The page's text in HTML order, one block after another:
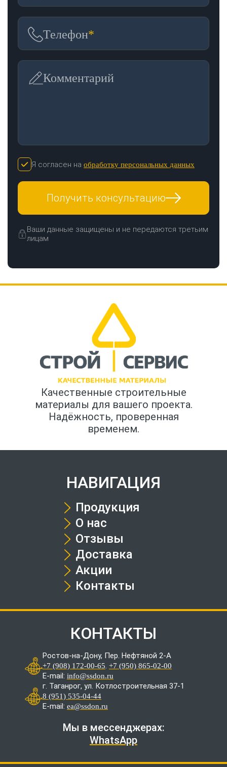
Телефон*
Комментарий
Я согласен на обработку персональных данных
Получить консультацию
Ваши данные защищены и не передаются третьим
лицам
Качественные строительные
материалы для вашего проекта.
Надёжность, проверенная
временем.
НАВИГАЦИЯ
Продукция
О нас
Отзывы
Доставка
Акции
Контакты
КОНТАКТЫ
Ростов-на-Дону, Пер. Нефтяной 2-А
+7 (908) 172-00-65. +7 (950) 865-02-00
E-mail: info@ssdon.ru
г. Таганрог, ул. Котлостроительная 37-1
8 (951) 535-04-44
E-mail: ea@ssdon.ru
Мы в мессенджерах:
WhatsApp